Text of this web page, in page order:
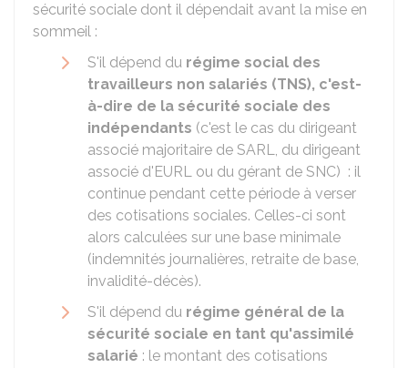
sécurité sociale dont il dépendait avant la mise en
sommeil :
S'il dépend du régime social des
travailleurs non salariés (TNS), c'est-
à-dire de la sécurité sociale des
indépendants (c'est le cas du dirigeant
associé majoritaire de SARL, du dirigeant
associé d'EURL ou du gérant de SNC) : il
continue pendant cette période à verser
des cotisations sociales. Celles-ci sont
alors calculées sur une base minimale
(indemnités journalières, retraite de base,
invalidité-décès).
S'il dépend du régime général de la
sécurité sociale en tant qu'assimilé
salarié : le montant des cotisations